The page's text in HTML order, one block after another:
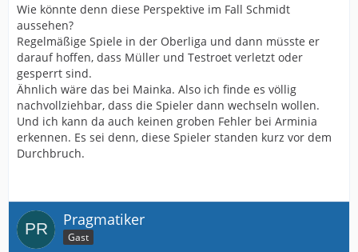
Wie könnte denn diese Perspektive im Fall Schmidt
aussehen?
Regelmäßige Spiele in der Oberliga und dann müsste er
darauf hoffen, dass Müller und Testroet verletzt oder
gesperrt sind.
Ähnlich wäre das bei Mainka. Also ich finde es völlig
nachvollziehbar, dass die Spieler dann wechseln wollen.
Und ich kann da auch keinen groben Fehler bei Arminia
erkennen. Es sei denn, diese Spieler standen kurz vor dem
Durchbruch.
Pragmatiker
Gast